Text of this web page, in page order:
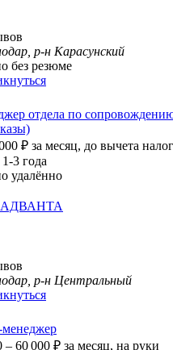
р-н Карасунский
без резюме
отдела по
₽ за месяц, до вычета
3 года
удалённо
АДВАНТА
р-н Центральный
– 60 000 ₽ за месяц, на руки